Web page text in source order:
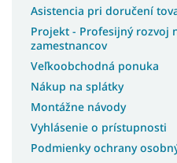
Asistencia pri doručení
Projekt - Profesijný rozvoj
zamestnancov
Veľkoobchodná ponuka
Nákup na splátky
Montážne návody
Vyhlásenie o prístupnosti
Podmienky ochrany